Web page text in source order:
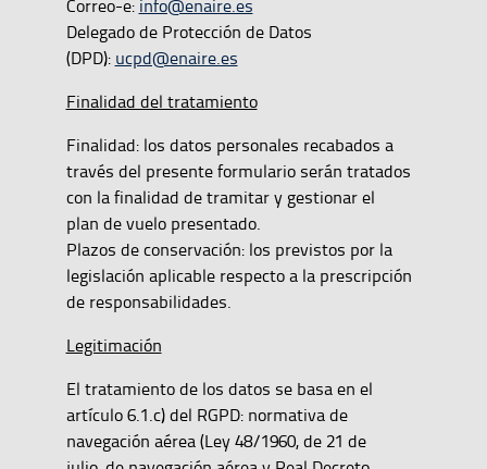
Correo-e: info@enaire.es
Delegado de Protección de Datos
(DPD): ucpd@enaire.es
Finalidad del tratamiento
Finalidad: los datos personales recabados a
través del presente formulario serán tratados
con la finalidad de tramitar y gestionar el
plan de vuelo presentado.
Plazos de conservación: los previstos por la
legislación aplicable respecto a la prescripción
de responsabilidades.
Legitimación
El tratamiento de los datos se basa en el
artículo 6.1.c) del RGPD: normativa de
navegación aérea (Ley 48/1960, de 21 de